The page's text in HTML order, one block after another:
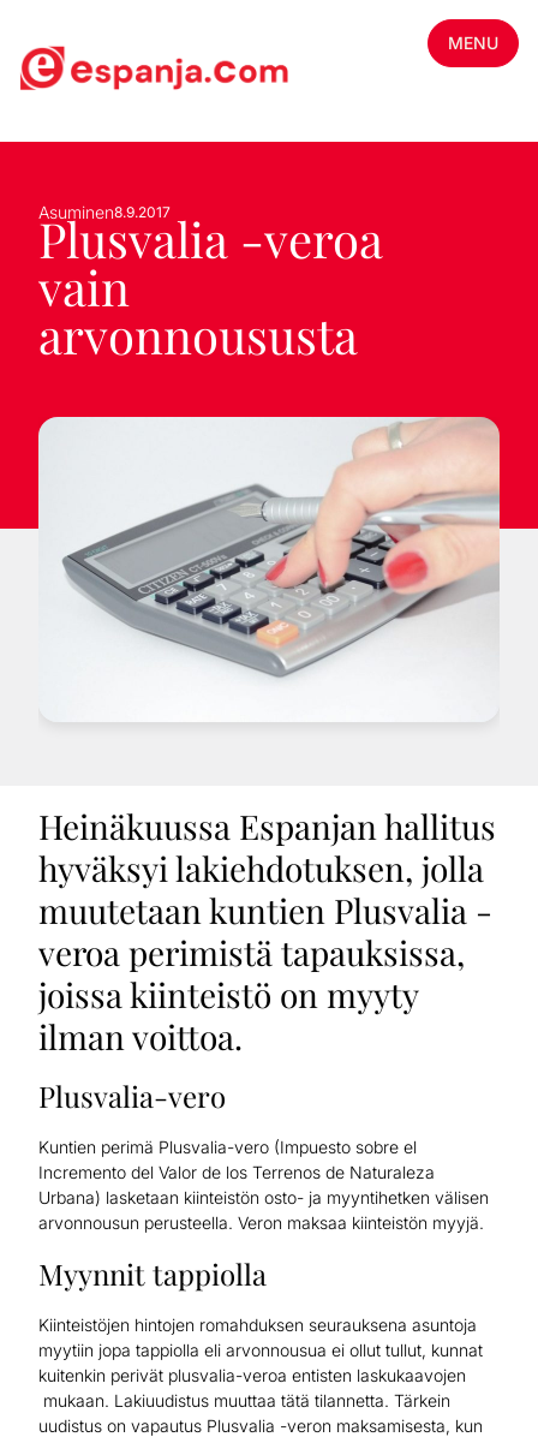
MENU
Asuminen8.9.2017
Plusvalia -veroa
vain
arvonnoususta
Heinäkuussa Espanjan hallitus
hyväksyi lakiehdotuksen, jolla
muutetaan kuntien Plusvalia -
veroa perimistä tapauksissa,
joissa kiinteistö on myyty
ilman voittoa.
Plusvalia-vero
Kuntien perimä Plusvalia-vero (Impuesto sobre el
Incremento del Valor de los Terrenos de Naturaleza
Urbana) lasketaan kiinteistön osto- ja myyntihetken välisen
arvonnousun perusteella. Veron maksaa kiinteistön myyjä.
Myynnit tappiolla
Kiinteistöjen hintojen romahduksen seurauksena asuntoja
myytiin jopa tappiolla eli arvonnousua ei ollut tullut, kunnat
kuitenkin perivät plusvalia-veroa entisten laskukaavojen
mukaan. Lakiuudistus muuttaa tätä tilannetta. Tärkein
uudistus on vapautus Plusvalia -veron maksamisesta, kun